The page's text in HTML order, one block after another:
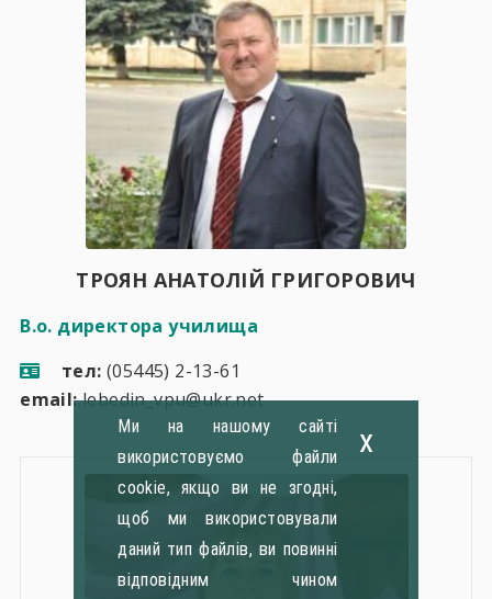
ТРОЯН АНАТОЛІЙ ГРИГОРОВИЧ
В.о. директора училища
тел: (05445) 2-13-61
email:lebedin_vpu@ukr.net
Ми на нашому сайті
використовуємо файли
cookie, якщо ви не згодні,
щоб ми використовували
даний тип файлів, ви повинні
відповідним чином
x